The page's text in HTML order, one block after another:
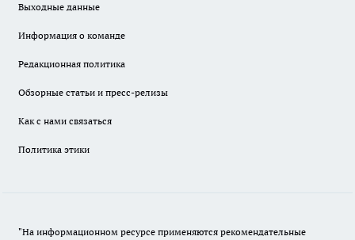
Выходные данные
Информация о команде
Редакционная политика
Обзорные статьи и пресс-релизы
Как с нами связаться
Политика этики
"На информационном ресурсе применяются рекомендательные